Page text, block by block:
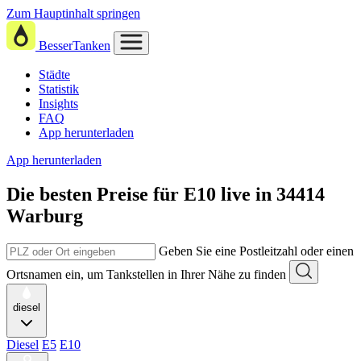
Zum Hauptinhalt springen
BesserTanken
Städte
Statistik
Insights
FAQ
App herunterladen
App herunterladen
Die besten Preise für E10 live in 34414
Warburg
Geben Sie eine Postleitzahl oder einen
Ortsnamen ein, um Tankstellen in Ihrer Nähe zu finden
diesel
Diesel E5 E10